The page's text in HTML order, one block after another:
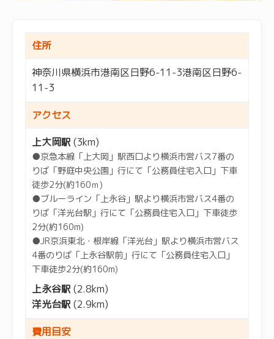
住所
神奈川県横浜市港南区日野6-11-3港南区日野6-
11-3
アクセス
上大岡駅 (3km)
●京急本線「上大岡」駅西口より横浜市営バス7番の
りば「野庭中央公園」行にて「公務員住宅入口」下車
徒歩2分(約160ｍ)
●ブルーライン「上永谷」駅より横浜市営バス4番の
りば「洋光台駅」行にて「公務員住宅入口」下車徒歩
2分(約160m)
●JR京浜東北・根岸線「洋光台」駅より横浜市営バス
4番のりば「上永谷駅前」行にて「公務員住宅入口」
下車徒歩2分(約160m)
上永谷駅 (2.8km)
洋光台駅 (2.9km)
費用目安